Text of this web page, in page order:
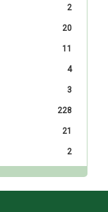
2
20
11
4
3
228
21
2